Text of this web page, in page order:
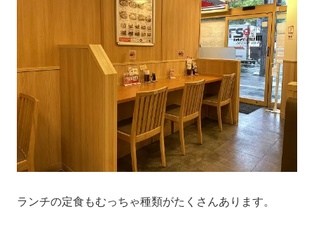
ランチの定食もむっちゃ種類がたくさんあります。